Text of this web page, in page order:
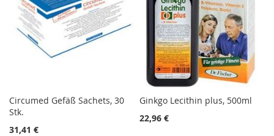
Circumed Gefäß Sachets, 30
Stk.
31,41 €
Ginkgo Lecithin plus, 500ml
22,96 €